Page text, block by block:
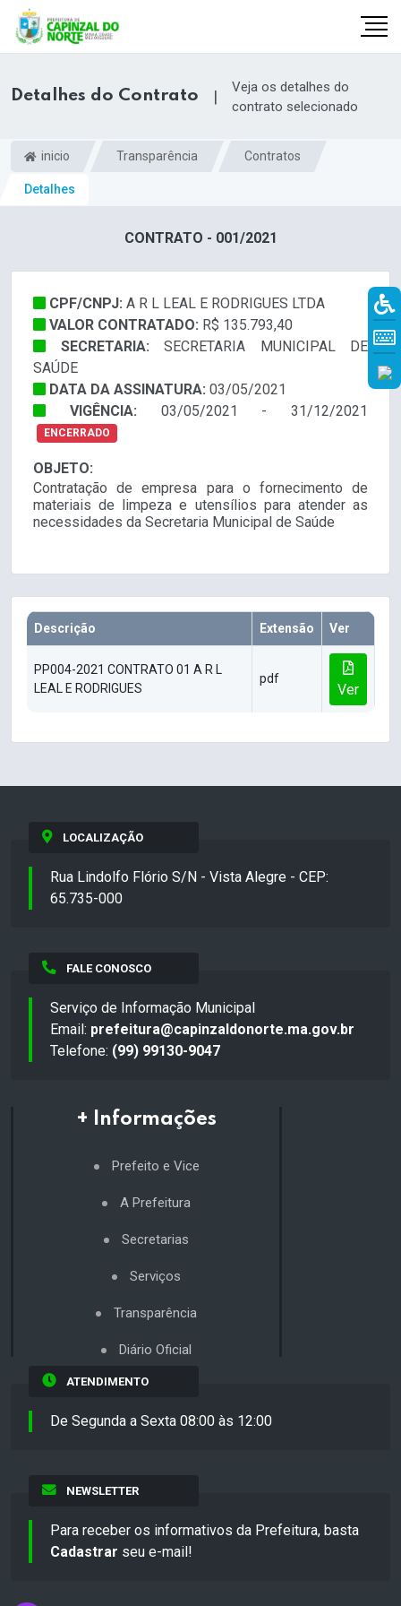
Detalhes do Contrato |
Veja os detalhes do
contrato selecionado
inicio Transparência Contratos
Detalhes
CONTRATO - 001/2021
CPF/CNPJ: A R L LEAL E RODRIGUES LTDA
VALOR CONTRATADO: R$ 135.793,40
SECRETARIA: SECRETARIA MUNICIPAL DE
SAÚDE
DATA DA ASSINATURA: 03/05/2021
VIGÊNCIA: 03/05/2021 - 31/12/2021
ENCERRADO
OBJETO:
Contratação de empresa para o fornecimento de
materiais de limpeza e utensílios para atender as
necessidades da Secretaria Municipal de Saúde
Descrição Extensão Ver
PP004-2021 CONTRATO 01 A R L
LEAL E RODRIGUES
pdf
Ver
LOCALIZAÇÃO
Rua Lindolfo Flório S/N - Vista Alegre - CEP:
65.735-000
FALE CONOSCO
Serviço de Informação Municipal
Email: prefeitura@capinzaldonorte.ma.gov.br
Telefone: (99) 99130-9047
+ Informações
Prefeito e Vice
A Prefeitura
Secretarias
Serviços
Transparência
Diário Oficial
ATENDIMENTO
De Segunda a Sexta 08:00 às 12:00
NEWSLETTER
Para receber os informativos da Prefeitura, basta
Cadastrar seu e-mail!